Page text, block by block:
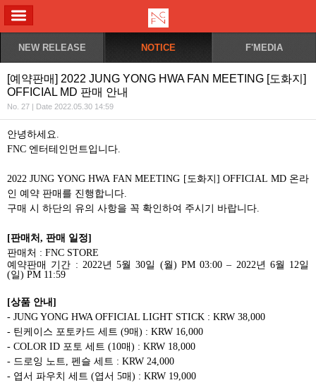
NEW RELEASE NOTICE F'MEDIA
[예약판매] 2022 JUNG YONG HWA FAN MEETING [도화지]
OFFICIAL MD 판매 안내
No. 27 | Date 2022.05.30 14:59
안녕하세요.
FNC 엔터테인먼트입니다.
2022 JUNG YONG HWA FAN MEETING [도화지 ] OFFICIAL MD 온라
인 예약 판매를 진행합니다.
구매 시 하단의 유의 사항을 꼭 확인하여 주시기 바랍니다.
[판매처 , 판매 일정]
판매처 : FNC STORE
예약판매 기간 : 2022년 5월30일 (월) PM 03:00 – 2022년 6월 12일
(일) PM 11:59
[상품 안내 ]
- JUNG YONG HWA OFFICIAL LIGHT STICK : KRW 38,000
- 틴케이스 포토카드 세트 (9매 ) : KRW 16,000
- COLOR ID 포토 세트 (10매 ) : KRW 18,000
- 드로잉 노트, 펜슬 세트 : KRW 24,000
- 엽서 파우치 세트 (엽서 5매 ) : KRW 19,000